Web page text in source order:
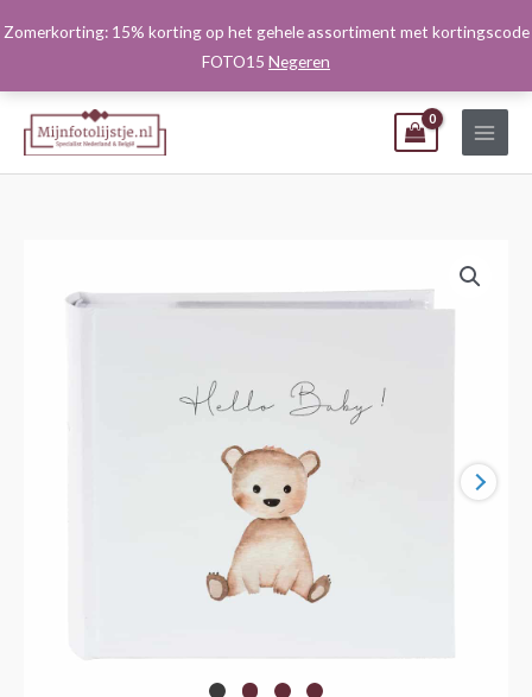
Zomerkorting: 15% korting op het gehele assortiment met kortingscode
FOTO15 Negeren
naar